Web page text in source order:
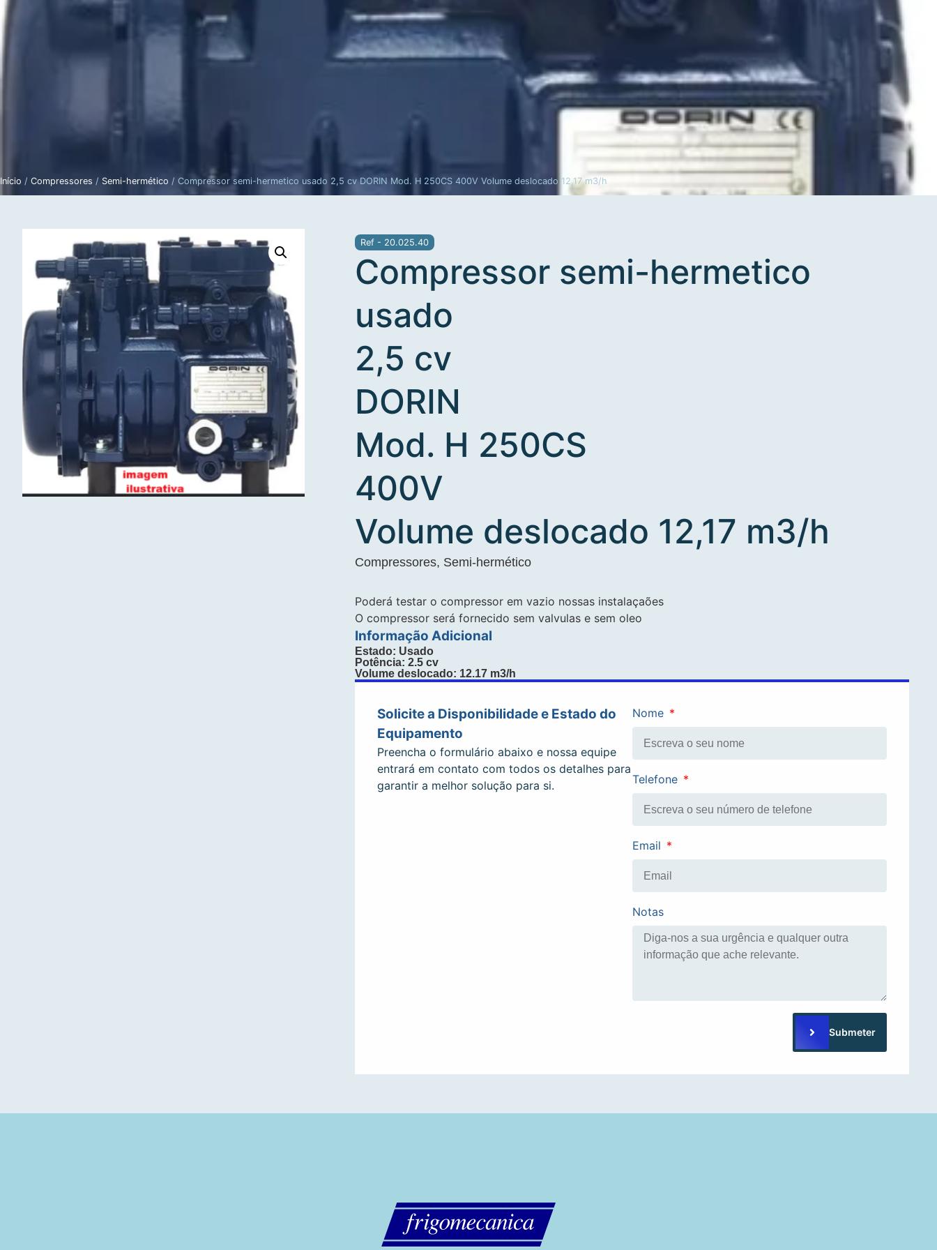
Usados A Frigomecânica Contacte-nos 969 012 000
Custo de uma chamada
para a rede móvel nacional
Início / Compressores / Semi-hermético / Compressor semi-hermetico usado 2,5 cv DORIN Mod. H 250CS 400V Volume deslocado 12,17 m3/h
Ref - 20.025.40
Compressor semi-hermetico
usado
2,5 cv
DORIN
Mod. H 250CS
400V
Volume deslocado 12,17 m3/h
Compressores, Semi-hermético
Poderá testar o compressor em vazio nossas instalaçaões
O compressor será fornecido sem valvulas e sem oleo
Informação Adicional
Estado: Usado
Potência: 2.5 cv
Volume deslocado: 12.17 m3/h
Nome
Telefone
Email
Notas
Submeter
Solicite a Disponibilidade e Estado do
Equipamento
Preencha o formulário abaixo e nossa equipe
entrará em contato com todos os detalhes para
garantir a melhor solução para si.